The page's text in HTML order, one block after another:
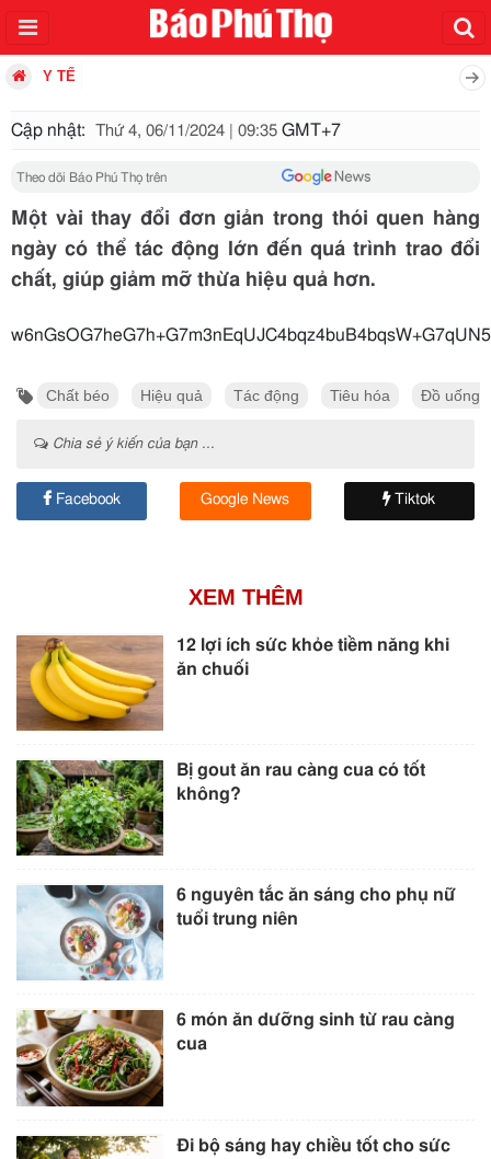
Y TẾ
Cập nhật: Thứ 4, 06/11/2024 | 09:35 GMT+7
Theo dõi Báo Phú Thọ trên
Một vài thay đổi đơn giản trong thói quen hàng
ngày có thể tác động lớn đến quá trình trao đổi
chất, giúp giảm mỡ thừa hiệu quả hơn.
Chất béo Hiệu quả Tác động Tiêu hóa Đồ uống
Chia sẻ ý kiến của bạn ...
Facebook Google News Tiktok
XEM THÊM
12 lợi ích sức khỏe tiềm năng khi
ăn chuối
Bị gout ăn rau càng cua có tốt
không?
6 nguyên tắc ăn sáng cho phụ nữ
tuổi trung niên
6 món ăn dưỡng sinh từ rau càng
cua
Đi bộ sáng hay chiều tốt cho sức